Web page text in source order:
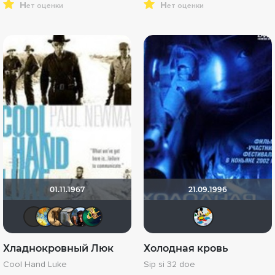
нет оценки нет оценки
01.11.1967
Валеpий
SKY4HOLO
Хладнокровный Люк
Cool Hand Luke
21.09.1996
Холодная кровь
Sip si 32 doe